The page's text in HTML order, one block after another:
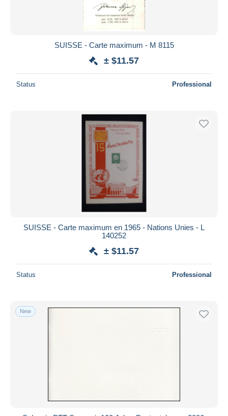
SUISSE - Carte maximum - M 8115
± $11.57
Status Professional
SUISSE - Carte maximum en 1965 - Nations Unies - L
140252
± $11.57
Status Professional
New